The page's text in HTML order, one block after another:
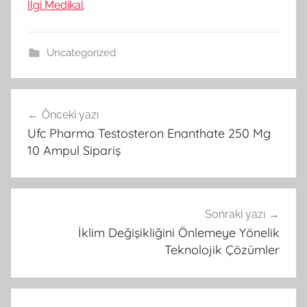
İlgi Medikal
Uncategorized
gezinmesi
Önceki yazı
Ufc Pharma Testosteron Enanthate 250 Mg
10 Ampul Sipariş
Sonraki yazı
İklim Değişikliğini Önlemeye Yönelik
Teknolojik Çözümler